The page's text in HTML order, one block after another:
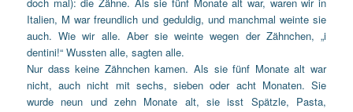
Italien, M war freundlich und geduldig, und manchmal weinte sie
auch. Wie wir alle. Aber sie weinte wegen der Zähnchen, „i
dentini!“ Wussten alle, sagten alle.
Nur dass keine Zähnchen kamen. Als sie fünf Monate alt war
nicht, auch nicht mit sechs, sieben oder acht Monaten. Sie
wurde neun und zehn Monate alt, sie isst Spätzle, Pasta,